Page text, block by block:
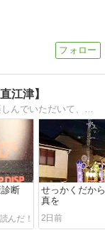
江津】
山本智美のお店のブログです。みなさんに楽しんでいただいて、ほっとするような、肩の力が抜けるブログにしたいです
断
せっかくだか
真を
2日前